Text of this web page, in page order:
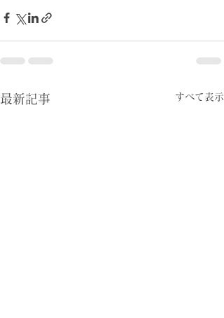
最新記事 すべて表示